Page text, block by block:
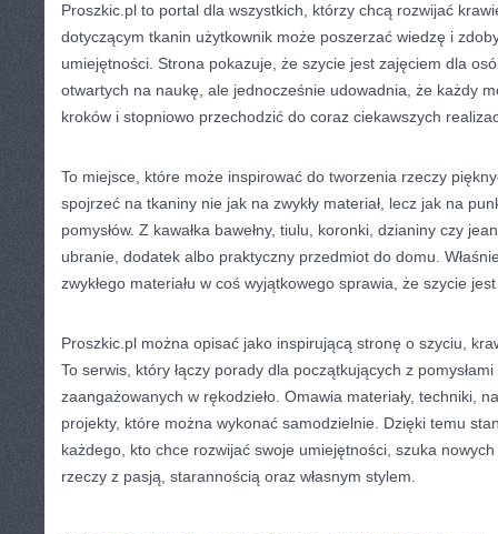
Proszkic.pl to portal dla wszystkich, którzy chcą rozwijać
dotyczącym tkanin użytkownik może poszerzać wiedzę i
umiejętności. Strona pokazuje, że szycie jest zajęciem dla
otwartych na naukę, ale jednocześnie udowadnia, że każdy
kroków i stopniowo przechodzić do coraz ciekawszych
To miejsce, które może inspirować do tworzenia rzeczy
spojrzeć na tkaniny nie jak na zwykły materiał, lecz jak na
pomysłów. Z kawałka bawełny, tiulu, koronki, dzianiny czy
ubranie, dodatek albo praktyczny przedmiot do domu.
zwykłego materiału w coś wyjątkowego sprawia, że szycie
Proszkic.pl można opisać jako inspirującą stronę o szyciu,
To serwis, który łączy porady dla początkujących z
zaangażowanych w rękodzieło. Omawia materiały, techniki,
projekty, które można wykonać samodzielnie. Dzięki temu
każdego, kto chce rozwijać swoje umiejętności, szuka
rzeczy z pasją, starannością oraz własnym stylem.